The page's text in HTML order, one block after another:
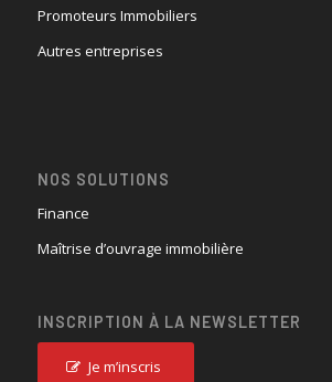
Promoteurs Immobiliers
Autres entreprises
NOS SOLUTIONS
Finance
Maîtrise d’ouvrage immobilière
INSCRIPTION À LA NEWSLETTER
Je m’inscris